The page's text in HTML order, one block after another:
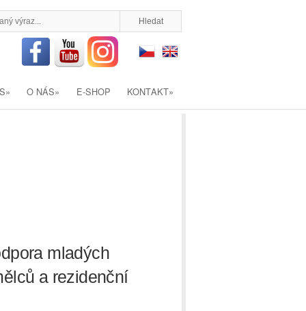
» O NÁS» E-SHOP KONTAKT»
mladých
a rezidenční